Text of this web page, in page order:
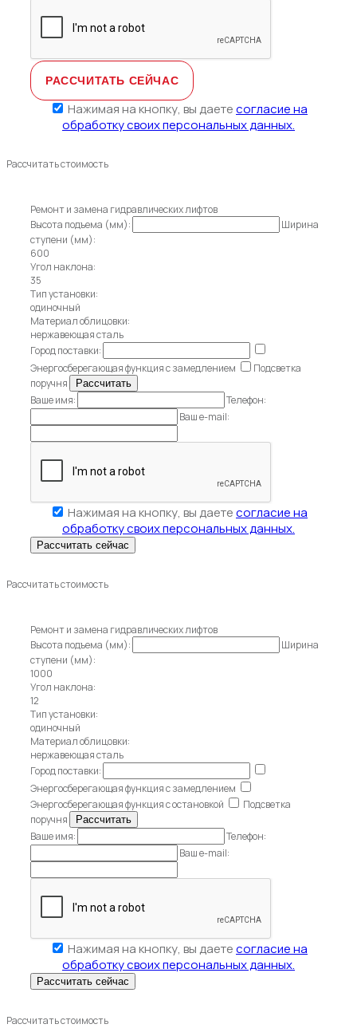
Нажимая на кнопку, вы даетесогласие на
обработку своих персональных данных.
Рассчитать стоимость
Ремонт и замена гидравлических лифтов
Высота подъема (мм):
Ширина
ступени (мм):
600
Угол наклона:
35
Тип установки:
одиночный
Материал облицовки:
нержавеющая сталь
Город поставки:
Энергосберегающая функция с замедлением
Подсветка
поручня
Ваше имя:
Телефон:
Ваш e-mail:
Нажимая на кнопку, вы даетесогласие на
обработку своих персональных данных.
Рассчитать стоимость
Ремонт и замена гидравлических лифтов
Высота подъема (мм):
Ширина
ступени (мм):
1000
Угол наклона:
12
Тип установки:
одиночный
Материал облицовки:
нержавеющая сталь
Город поставки:
Энергосберегающая функция с замедлением
Энергосберегающая функция с остановкой
Подсветка
поручня
Ваше имя:
Телефон:
Ваш e-mail:
Нажимая на кнопку, вы даетесогласие на
обработку своих персональных данных.
Рассчитать стоимость